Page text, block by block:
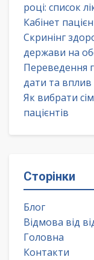
році: список
Кабінет
Скринінг
держави на
Переведення
дати та вплив
Як вибрати
пацієнтів
Сторінки
Блог
Відмова від
Головна
Контакти